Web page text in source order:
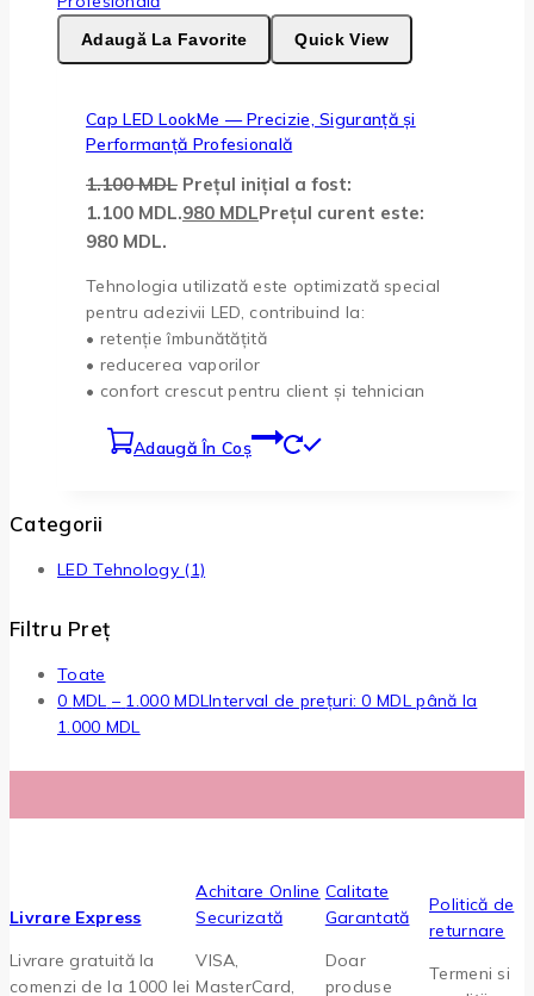
Adaugă La Favorite Quick View
Cap LED LookMe — Precizie, Siguranță și
Performanță Profesională
1.100MDL Prețul inițial a fost:
1.100 MDL.980 MDLPrețul curent este:
980 MDL.
Tehnologia utilizată este optimizată special
pentru adezivii LED, contribuind la:
• retenție îmbunătățită
• reducerea vaporilor
• confort crescut pentru client și tehnician
Adaugă În Coș
Categorii
LED Tehnology (1)
Filtru Preț
Toate
0 MDL – 1.000MDLInterval de prețuri: 0 MDL până la
1.000 MDL
Livrare Express
Livrare gratuită la
comenzi de la 1000 lei
Achitare Online
Securizată
VISA,
MasterCard,
Calitate
Garantată
Doar
produse
Politică de
returnare
Termeni si